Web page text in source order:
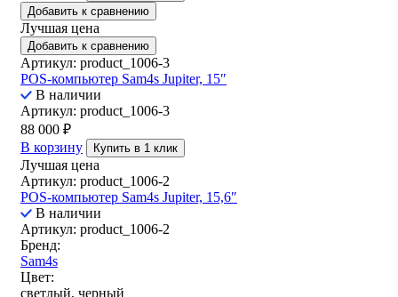
Добавить к сравнению
Лучшая цена
Добавить к сравнению
Артикул: product_1006-3
POS-компьютер Sam4s Jupiter, 15″
В наличии
Артикул: product_1006-3
88 000 ₽
В корзину
Купить в 1 клик
Лучшая цена
Артикул: product_1006-2
POS-компьютер Sam4s Jupiter, 15,6″
В наличии
Артикул: product_1006-2
Бренд:
Sam4s
Цвет:
светлый, черный